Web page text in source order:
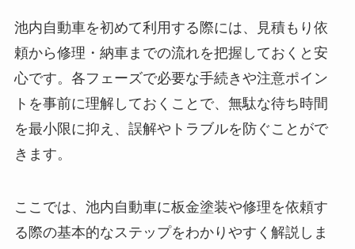
池内自動車を初めて利用する際には、見積もり依
頼から修理・納車までの流れを把握しておくと安
心です。各フェーズで必要な手続きや注意ポイン
トを事前に理解しておくことで、無駄な待ち時間
を最小限に抑え、誤解やトラブルを防ぐことがで
きます。
ここでは、池内自動車に板金塗装や修理を依頼す
る際の基本的なステップをわかりやすく解説しま